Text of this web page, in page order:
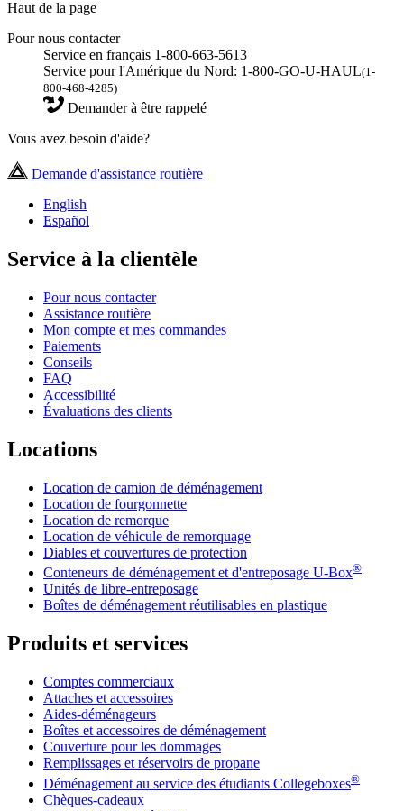
Haut de la page
Pour nous contacter
Service en français 1-800-663-5613
Service pour l'Amérique du Nord: 1-800-GO-U-HAUL(1-
800-468-4285)
Demander à être rappelé
Vous avez besoin d'aide?
Demande d'assistance routière
English
Español
Service à la clientèle
Pour nous contacter
Assistance routière
Mon compte et mes commandes
Paiements
Conseils
FAQ
Accessibilité
Évaluations des clients
Locations
Location de camion de déménagement
Location de fourgonnette
Location de remorque
Location de véhicule de remorquage
Diables et couvertures de protection
Conteneurs de déménagement et d'entreposage U-Box®
Unités de libre-entreposage
Boîtes de déménagement réutilisables en plastique
Produits et services
Comptes commerciaux
Attaches et accessoires
Aides-déménageurs
Boîtes et accessoires de déménagement
Couverture pour les dommages
Remplissages et réservoirs de propane
Déménagement au service des étudiants Collegeboxes®
Chèques-cadeaux